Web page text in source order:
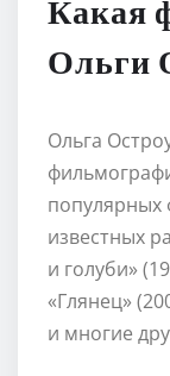
Какая
Ольги
Ольга
популярных
известных
и голуби»
«Глянец»
и многие